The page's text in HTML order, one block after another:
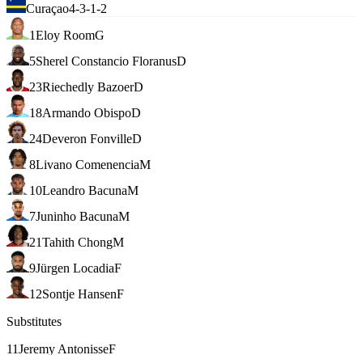
Curaçao4-3-1-2
1Eloy RoomG
5Sherel Constancio FloranusD
23Riechedly BazoerD
18Armando ObispoD
24Deveron FonvilleD
8Livano ComenenciaM
10Leandro BacunaM
7Juninho BacunaM
21Tahith ChongM
9Jürgen LocadiaF
12Sontje HansenF
Substitutes
11Jeremy AntonisseF